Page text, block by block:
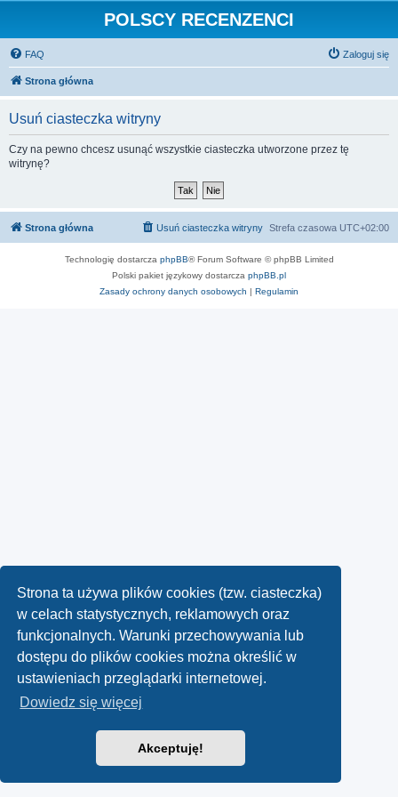
Strona ta używa plików cookies (tzw. ciasteczka)
w celach statystycznych, reklamowych oraz
funkcjonalnych. Warunki przechowywania lub
dostępu do plików cookies można określić w
ustawieniach przeglądarki internetowej.
Dowiedz się więcej
Akceptuję!
POLSCY RECENZENCI
FAQ Zaloguj się
Strona główna
Usuń ciasteczka witryny
Czy na pewno chcesz usunąć wszystkie ciasteczka utworzone przez tę
witrynę?
Strona główna Strefa czasowa UTC+02:00
Usuń ciasteczka witryny
Technologię dostarcza phpBB® Forum Software © phpBB Limited
Polski pakiet językowy dostarcza phpBB.pl
Zasady ochrony danych osobowych | Regulamin